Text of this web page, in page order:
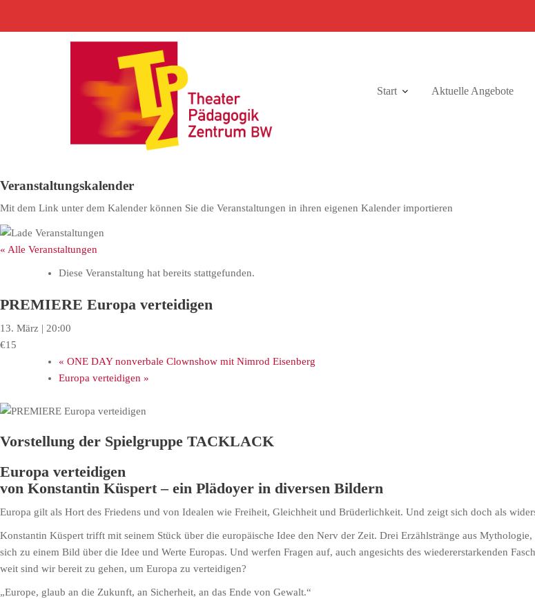
n
t
Start Aktuelle Angebote
Veranstaltungskalender
Mit dem Link unter dem Kalender können Sie die Veranstaltungen in ihren eigenen Kalender importieren
« Alle Veranstaltungen
Diese Veranstaltung hat bereits stattgefunden.
PREMIERE Europa verteidigen
13. März | 20:00
€15
« ONE DAY nonverbale Clownshow mit Nimrod Eisenberg
Europa verteidigen »
Vorstellung der Spielgruppe TACKLACK
Europa verteidigen
von Konstantin Küspert – ein Plädoyer in diversen Bildern
Europa gilt als Hort des Friedens und von Idealen wie Freiheit, Gleichheit und Brüderlichkeit. Und zeigt sich doch als
Konstantin Küspert trifft mit seinem Stück über die europäische Idee den Nerv der Zeit. Drei Erzählstränge aus
sich zu einem Bild über die Idee und Werte Europas. Und werfen Fragen auf, auch angesichts des wiedererstarkenden
weit sind wir bereit zu gehen, um Europa zu verteidigen?
„Europe, glaub an die Zukunft, an Sicherheit, an das Ende von Gewalt.“